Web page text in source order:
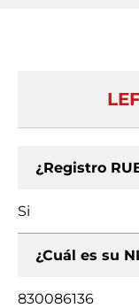
¿Registro
Si
¿Cuál es su
830086136